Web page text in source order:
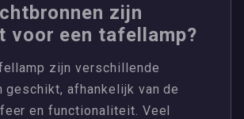
zijn
voor een tafellamp?
zijn verschillende
geschikt, afhankelijk van de
en functionaliteit. Veel